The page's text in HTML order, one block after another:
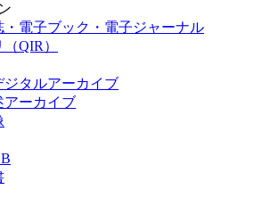
・電子ブック・電子ジャーナル
QIR）
ジタルアーカイブ
アーカイブ